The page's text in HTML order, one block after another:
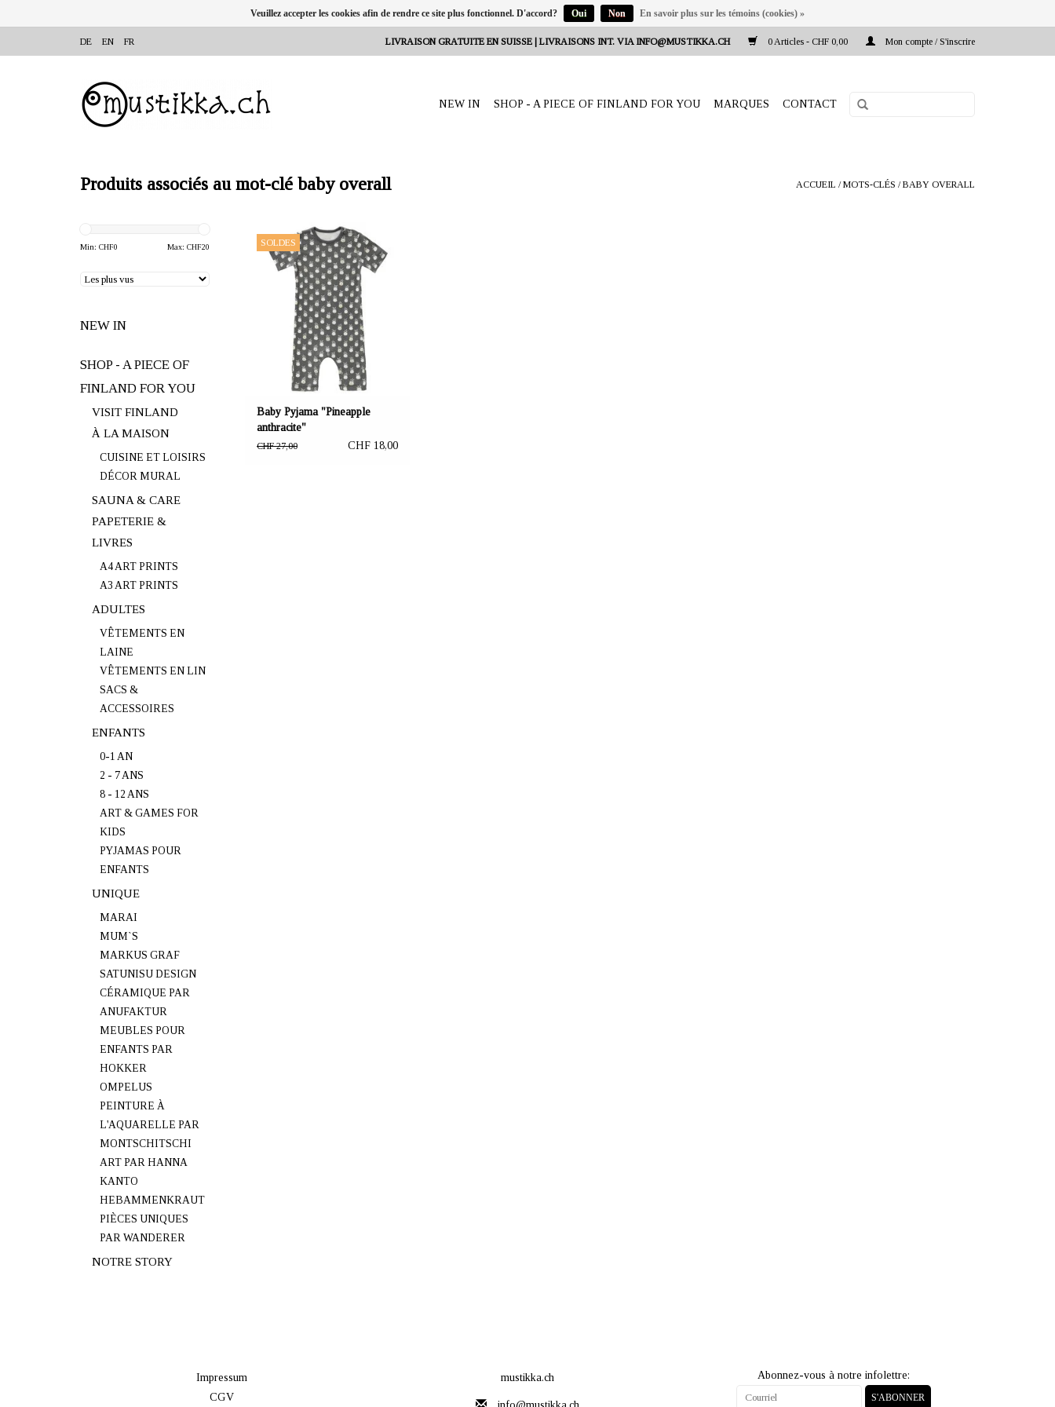
DE EN FR LIVRAISON GRATUITE EN SUISSE | LIVRAISONS INT. VIA INFO@MUSTIKKA.CH 0 Articles - CHF 0,00 Mon compte / S'inscrire
NEW IN SHOP - A PIECE OF FINLAND FOR YOU MARQUES CONTACT
Produits associés au mot-clé baby overall ACCUEIL /MOTS-CLÉS /BABY OVERALL
Min: CHF0 Max: CHF20
NEW IN
SHOP - A PIECE OF
FINLAND FOR YOU
VISIT FINLAND
À LA MAISON
CUISINE ET LOISIRS
DÉCOR MURAL
SAUNA & CARE
PAPETERIE &
LIVRES
A4 ART PRINTS
A3 ART PRINTS
ADULTES
VÊTEMENTS EN
LAINE
VÊTEMENTS EN LIN
SACS &
ACCESSOIRES
ENFANTS
0-1 AN
2 - 7 ANS
8 - 12 ANS
ART & GAMES FOR
KIDS
PYJAMAS POUR
ENFANTS
UNIQUE
MARAI
MUM`S
MARKUS GRAF
SATUNISU DESIGN
CÉRAMIQUE PAR
ANUFAKTUR
MEUBLES POUR
ENFANTS PAR
HOKKER
OMPELUS
PEINTURE À
L'AQUARELLE PAR
MONTSCHITSCHI
ART PAR HANNA
KANTO
HEBAMMENKRAUT
PIÈCES UNIQUES
PAR WANDERER
NOTRE STORY
SOLDES
OFFRANT: mustikka.ch Reeta Nagel,
Frauenfeld, Suisse
Le pyjama bébé à manches courtes
"Pineapple anthracite" en coton GOTS.
Des boutons pressions à l'entrejambe le
rendent facile à mettre et à enlever.
Tailles: 3-6 mois, 6-12 mois.
Baby Pyjama "Pineapple
anthracite"
CHF 27,00 CHF 18,00
Impressum
CGV
mustikka.ch Abonnez-vous à notre infolettre:
S'ABONNER
Veuillez accepter les cookies afin de rendre ce site plus fonctionnel. D'accord? Oui Non En savoir plus sur les témoins (cookies) »